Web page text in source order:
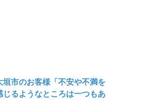
垣市のお客様「不安や不満を
じるようなところは一つもあ